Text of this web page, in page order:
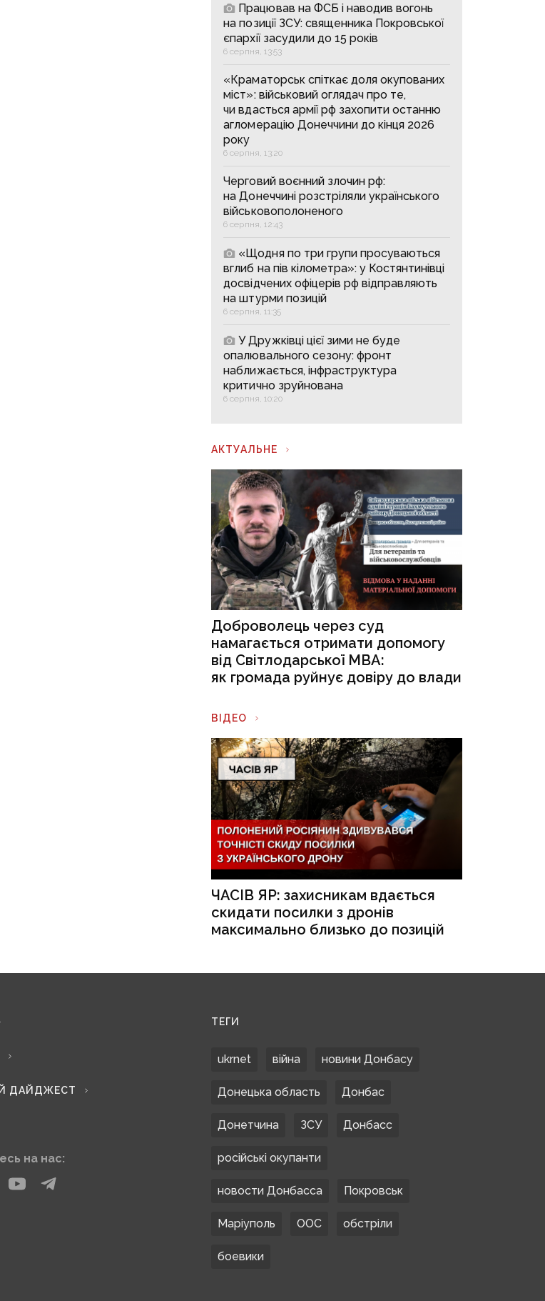
Працював на ФСБ і наводив вогонь
на позиції ЗСУ: священника Покровської
єпархії засудили до 15 років
6 серпня, 13:53
«Краматорськ спіткає доля окупованих
міст»: військовий оглядач про те,
чи вдасться армії рф захопити останню
агломерацію Донеччини до кінця 2026
року
6 серпня, 13:20
Черговий воєнний злочин рф:
на Донеччині розстріляли українського
військовополоненого
6 серпня, 12:43
«Щодня по три групи просуваються
вглиб на пів кілометра»: у Костянтинівці
досвідчених офіцерів рф відправляють
на штурми позицій
6 серпня, 11:35
У Дружківці цієї зими не буде
опалювального сезону: фронт
наближається, інфраструктура
критично зруйнована
6 серпня, 10:20
АКТУАЛЬНЕ
Доброволець через суд
намагається отримати допомогу
від Світлодарської МВА:
як громада руйнує довіру до влади
ВІДЕО
ЧАСІВ ЯР: захисникам вдається
скидати посилки з дронів
максимально близько до позицій
ДАЙДЖЕСТ
на нас:
ТЕГИ
ukrnet війна новини Донбасу
Донецька область Донбас
Донетчина ЗСУ Донбасс
російські окупанти
новости Донбасса Покровськ
Маріуполь ООС обстріли
боевики